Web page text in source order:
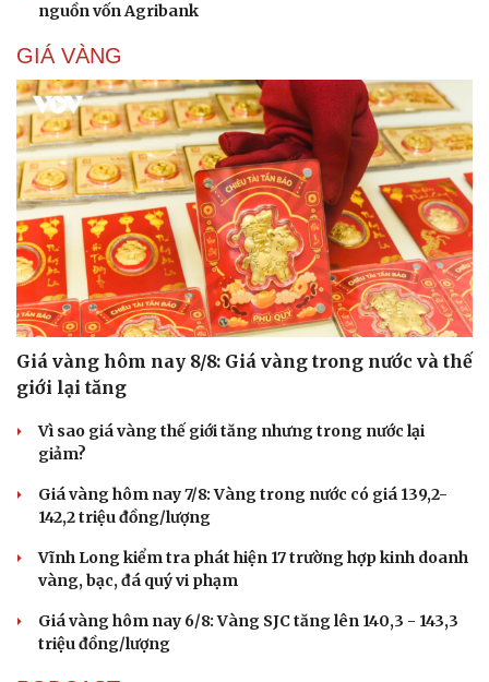
nguồn vốn Agribank
GIÁ VÀNG
Giá vàng hôm nay 8/8: Giá vàng trong nước và thế
giới lại tăng
Vì sao giá vàng thế giới tăng nhưng trong nước lại
giảm?
Giá vàng hôm nay 7/8: Vàng trong nước có giá 139,2-
142,2 triệu đồng/lượng
Vĩnh Long kiểm tra phát hiện 17 trường hợp kinh doanh
vàng, bạc, đá quý vi phạm
Giá vàng hôm nay 6/8: Vàng SJC tăng lên 140,3 - 143,3
triệu đồng/lượng